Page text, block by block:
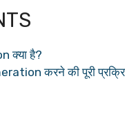
क्या है?
करने की पूरी